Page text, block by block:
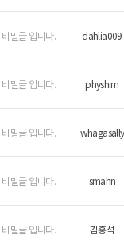
밀글 입니다. dahlia009
밀글 입니다. physhim
밀글 입니다. whagasally
밀글 입니다. smahn
밀글 입니다. 김홍석